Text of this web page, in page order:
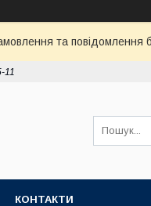
та
11
КОНТАКТИ